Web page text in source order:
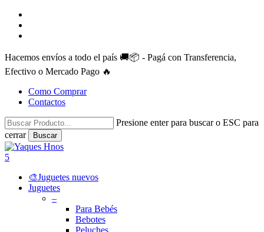
Skip
main
Hacemos envíos a todo el país 🚚📦 - Pagá con Transferencia,
Efectivo o Mercado Pago 🔥
Como Comprar
Contactos
Presione enter para buscar o ESC para
cerrar
Buscar
Close
Search
search
account
5
🎨Juguetes nuevos
Juguetes
–
Para Bebés
Bebotes
Peluches